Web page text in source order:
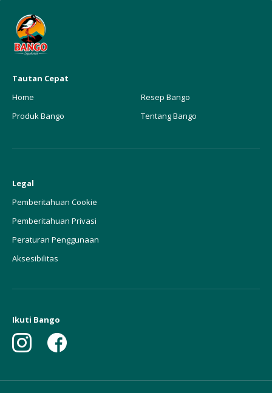
Tautan Cepat
Home
Produk Bango
Resep Bango
Tentang Bango
Legal
Pemberitahuan Cookie
Pemberitahuan Privasi
Peraturan Penggunaan
Aksesibilitas
Ikuti Bango